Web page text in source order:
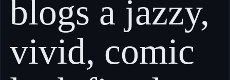
blogs a jazzy,
vivid, comic